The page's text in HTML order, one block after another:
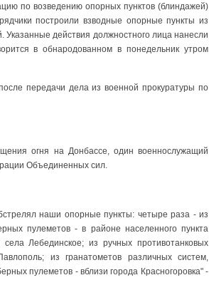
по возведению опорных пунктов (блиндажей)
построили взводные опорные пункты из
Указанные действия должностного лица нанесли
в обнародованном в понедельник утром
передачи дела из военной прокуратуры по
огня на Донбассе, один военнослужащий
Объединенных сил.
наши опорные пункты: четыре раза - из
пулеметов - в районе населенного пункта
Лебединское; из ручных противотанковых
из гранатометов различных систем,
пулеметов - вблизи города Красногоровка" -